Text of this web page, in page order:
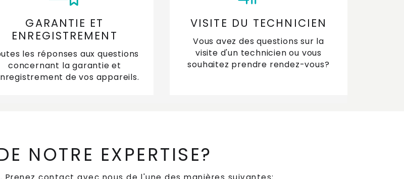
GARANTIE ET
ENREGISTREMENT
les réponses aux questions
concernant la garantie et
de vos appareils.
VISITE DU TECHNICIEN
Vous avez des questions sur la
visite d'un technicien ou vous
souhaitez prendre rendez-vous?
NOTRE EXPERTISE?